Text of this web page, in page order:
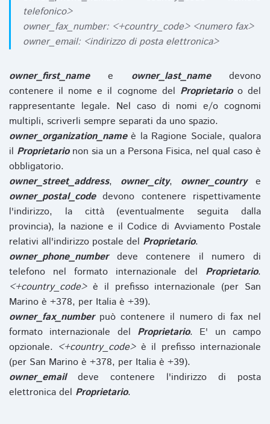
telefonico>
owner_fax_number: <+country_code> <numero fax>
owner_email: <indirizzo di posta elettronica>
owner_first_namee owner_last_namedevono
contenere il nome e il cognome del Proprietarioo del
rappresentante legale. Nel caso di nomi e/o cognomi
multipli, scriverli sempre separati da uno spazio.
owner_organization_nameè la Ragione Sociale, qualora
il Proprietarionon sia un a Persona Fisica, nel qual caso è
obbligatorio.
owner_street_address, owner_city, owner_countrye
owner_postal_codedevono contenere rispettivamente
l'indirizzo, la città (eventualmente seguita dalla
provincia), la nazione e il Codice di Avviamento Postale
relativi all'indirizzo postale del Proprietario.
owner_phone_numberdeve contenere il numero di
telefono nel formato internazionale del Proprietario.
<+country_code>è il prefisso internazionale (per San
Marino è +378, per Italia è +39).
owner_fax_numberpuò contenere il numero di fax nel
formato internazionale del Proprietario. E' un campo
opzionale. <+country_code>è il prefisso internazionale
(per San Marino è +378, per Italia è +39).
owner_emaildeve contenere l'indirizzo di posta
elettronica del Proprietario.